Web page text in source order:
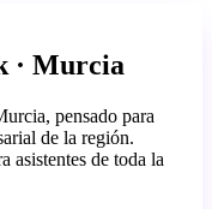
· Murcia
pensado para
de la región.
asistentes de toda la